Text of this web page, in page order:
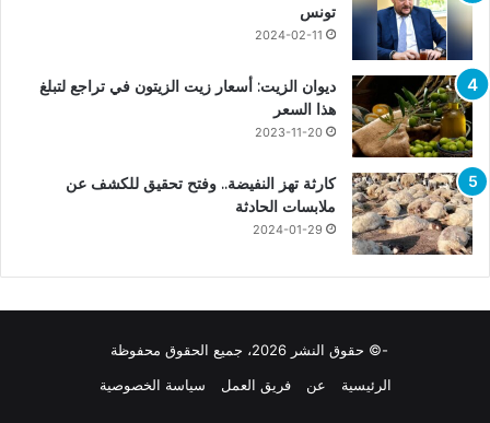
تونس
2024-02-11
ديوان الزيت: أسعار زيت الزيتون في تراجع لتبلغ
هذا السعر
2023-11-20
كارثة تهز النفيضة.. وفتح تحقيق للكشف عن
ملابسات الحادثة
2024-01-29
-© حقوق النشر 2026، جميع الحقوق محفوظة
الرئيسية
عن فريق العمل سياسة الخصوصية